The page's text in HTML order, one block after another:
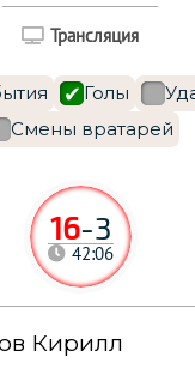
Трансляция
Голы
Смены вратарей
16-3
42:06
Кирилл